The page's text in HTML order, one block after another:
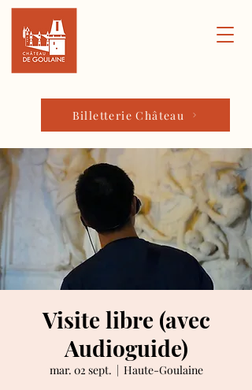
Billetterie Château
Visite libre (avec
Audioguide)
mar. 02 sept.
  |
Haute-Goulaine